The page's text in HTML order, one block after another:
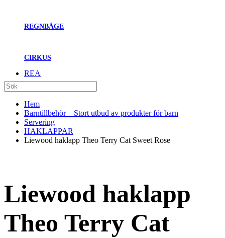
REGNBÅGE
CIRKUS
REA
Hem
Barntillbehör – Stort utbud av produkter för barn
Servering
HAKLAPPAR
Liewood haklapp Theo Terry Cat Sweet Rose
Liewood haklapp
Theo Terry Cat